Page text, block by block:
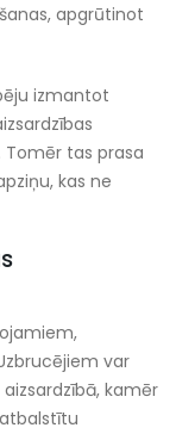
apgrūtinot
izmantot
tas prasa
kas ne
var
kamēr